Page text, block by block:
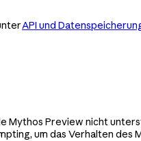
API und
Mythos Preview nicht
um das Verhalten des